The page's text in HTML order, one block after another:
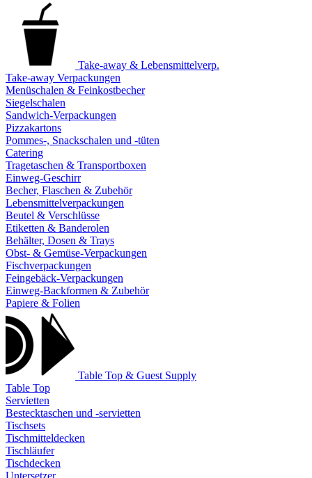
Take-away & Lebensmittelverp.
Take-away Verpackungen
Menüschalen & Feinkostbecher
Siegelschalen
Sandwich-Verpackungen
Pizzakartons
Pommes-, Snackschalen und -tüten
Catering
Tragetaschen & Transportboxen
Einweg-Geschirr
Becher, Flaschen & Zubehör
Lebensmittelverpackungen
Beutel & Verschlüsse
Etiketten & Banderolen
Behälter, Dosen & Trays
Obst- & Gemüse-Verpackungen
Fischverpackungen
Feingebäck-Verpackungen
Einweg-Backformen & Zubehör
Papiere & Folien
Table Top & Guest Supply
Table Top
Servietten
Bestecktaschen und -servietten
Tischsets
Tischmitteldecken
Tischläufer
Tischdecken